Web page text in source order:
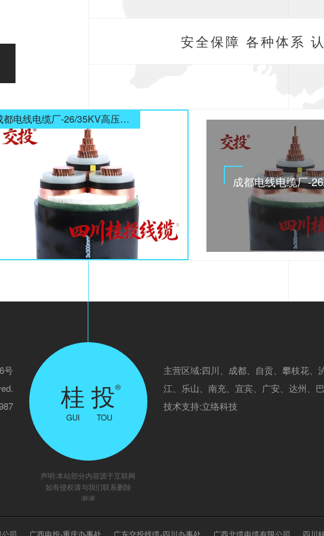
安全保障 各种体系
成都电线电缆厂-26/35KV高压电缆
号
桂 投®
GUI TOU
声明:本站部分内容源于互联网
如有侵权请与我们联系删除
谢谢
主营区域:四川、成都、自贡、 攀枝花、
江、乐山、南充、宜宾、广安、达州、
技术支持:立络科技
司 广西电投-重庆办事处 广东交投线缆-四川办事处 广西北缆电缆有限公司 四川